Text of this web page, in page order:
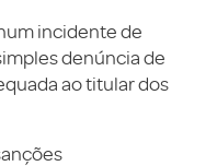
incidente de
denúncia de
ao titular dos